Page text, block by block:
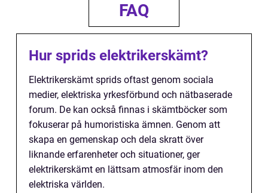
FAQ
Hur sprids elektrikerskämt?
Elektrikerskämt sprids oftast genom sociala
medier, elektriska yrkesförbund och nätbaserade
forum. De kan också finnas i skämtböcker som
fokuserar på humoristiska ämnen. Genom att
skapa en gemenskap och dela skratt över
liknande erfarenheter och situationer, ger
elektrikerskämt en lättsam atmosfär inom den
elektriska världen.